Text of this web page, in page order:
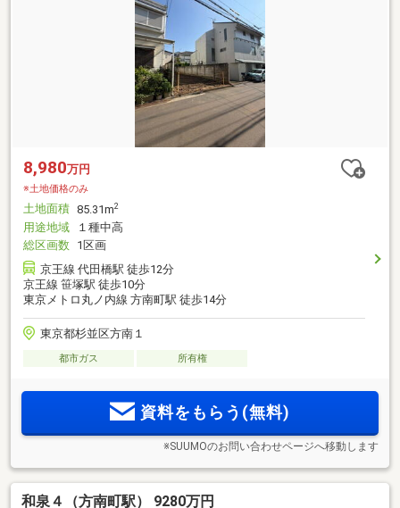
8,980万円
※土地価格のみ
土地面積 85.31m2
用途地域
１種中高
総区画数 1区画
京王線 代田橋駅 徒歩12分
京王線 笹塚駅 徒歩10分
東京メトロ丸ノ内線 方南町駅 徒歩14分
東京都杉並区方南１
都市ガス 所有権
資料をもらう(無料)
※SUUMOのお問い合わせページへ移動します
和泉４（方南町駅） 9280万円